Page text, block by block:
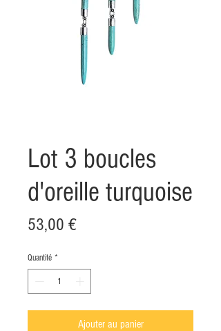
Lot 3 boucles
d'oreille turquoise
53,00 €Prix
Quantité *
Ajouter au panier